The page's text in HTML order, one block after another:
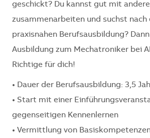
geschickt? Du kannst gut mit
zusammenarbeiten und suchst nach
praxisnahen Berufsausbildung?
Ausbildung zum Mechatroniker bei
Richtige für dich!
• Dauer der Berufsausbildung: 3,5
• Start mit einer
gegenseitigen Kennenlernen
• Vermittlung von